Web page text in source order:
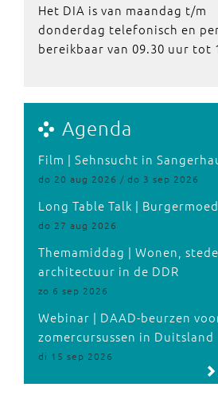
Het DIA is van maandag t/m
donderdag telefonisch en
bereikbaar van 09.30 uur tot
Agenda
Film | Sehnsucht in
do 20 aug 2026 / do 3 sep 2026
Long Table Talk | Burgermoed
do 27 aug 2026
Themamiddag | Wonen,
architectuur in de DDR
zo 6 sep 2026
Webinar | DAAD-beurzen
zomercursussen in Duitsland
di 15 sep 2026